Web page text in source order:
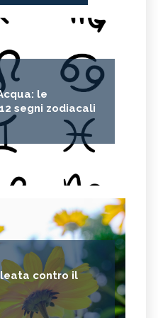
le
segni zodiacali
contro il